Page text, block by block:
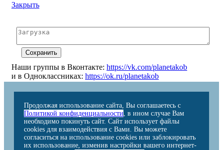
Закрыть
Наши группы в Вконтакте: https://vk.com/planetakob
и в Одноклассниках: https://ok.ru/planetakob
Продолжая использование сайта, Вы соглашаетесь с
Политикой конфиденциальности, в ином случае Вам
необходимо покинуть сайт. Сайт использует файлы
cookies для взаимодействия с Вами. Вы можете
согласиться на использование cookies или заблокировать
их использование, изменив настройки вашего интернет-